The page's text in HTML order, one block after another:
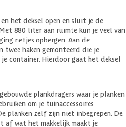
het deksel open en sluit je de
880 liter aan ruimte kun je veel van
netjes opbergen. Aan de
twee haken gemonteerd die je
container. Hierdoor gaat het deksel
plankdragers waar je planken
om je tuinaccessoires
planken zelf zijn niet inbegrepen. De
af wat het makkelijk maakt je